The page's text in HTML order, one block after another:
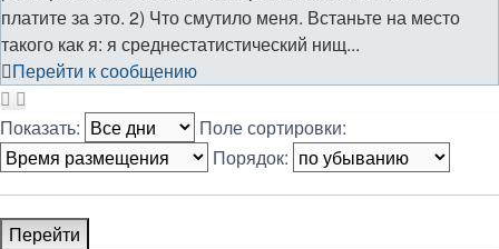
платите за это. 2) Что смутило меня. Встаньте на место
такого как я: я среднестатистический нищ...
Перейти к сообщению
Показать:
Поле сортировки:
Порядок: